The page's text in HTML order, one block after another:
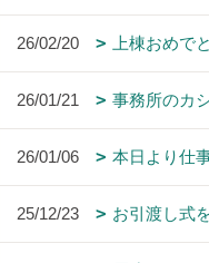
26/02/20 上棟おめで
26/01/21 事務所のカ
26/01/06 本日より仕
25/12/23 お引渡し式